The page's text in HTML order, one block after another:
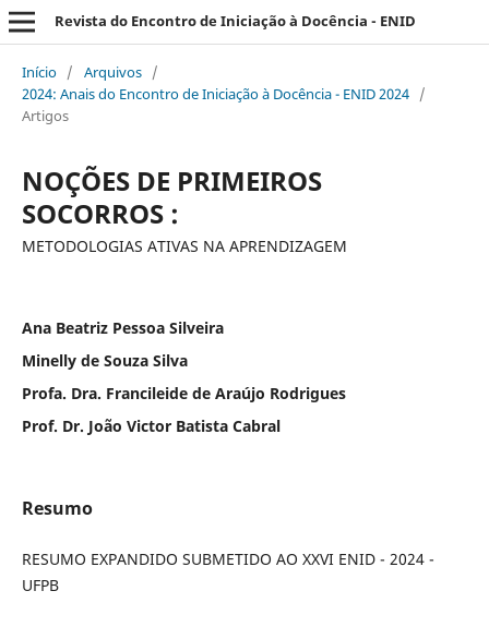
Revista do Encontro de Iniciação à Docência - ENID
Início / Arquivos /
2024: Anais do Encontro de Iniciação à Docência - ENID 2024 /
Artigos
NOÇÕES DE PRIMEIROS
SOCORROS :
METODOLOGIAS ATIVAS NA APRENDIZAGEM
Ana Beatriz Pessoa Silveira
Minelly de Souza Silva
Profa. Dra. Francileide de Araújo Rodrigues
Prof. Dr. João Victor Batista Cabral
Resumo
RESUMO EXPANDIDO SUBMETIDO AO XXVI ENID - 2024 -
UFPB